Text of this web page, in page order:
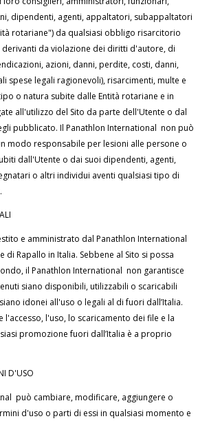
dipendenti, agenti, appaltatori, subappaltatori
rotariane") da qualsiasi obbligo risarcitorio
da violazione dei diritti d'autore, di
azioni, danni, perdite, costi, danni,
spese legali ragionevoli), risarcimenti, multe e
o natura subite dalle Entità rotariane e in
all'utilizzo del Sito da parte dell'Utente o dal
pubblicato. Il Panathlon International non può
modo responsabile per lesioni alle persone o
dall'Utente o dai suoi dipendenti, agenti,
o altri individui aventi qualsiasi tipo di
e amministrato dal Panathlon International
di Rapallo in Italia. Sebbene al Sito si possa
il Panathlon International non garantisce
siano disponibili, utilizzabili o scaricabili
idonei all'uso o legali al di fuori dall’Italia.
l'accesso, l'uso, lo scaricamento dei file e la
promozione fuori dall’Italia è a proprio
D'USO
può cambiare, modificare, aggiungere o
d'uso o parti di essi in qualsiasi momento e